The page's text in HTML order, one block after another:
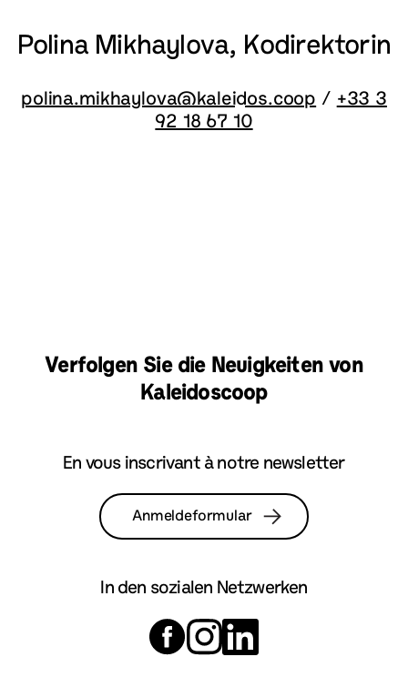
Polina Mikhaylova, Kodirektorin
polina.mikhaylova@kaleidos.coop / +33 3
92 18 67 10
Verfolgen Sie die Neuigkeiten von
Kaleidoscoop
En vous inscrivant à notre newsletter
Anmeldeformular
In den sozialen Netzwerken